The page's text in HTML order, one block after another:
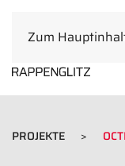
Zum
PROJEKTE